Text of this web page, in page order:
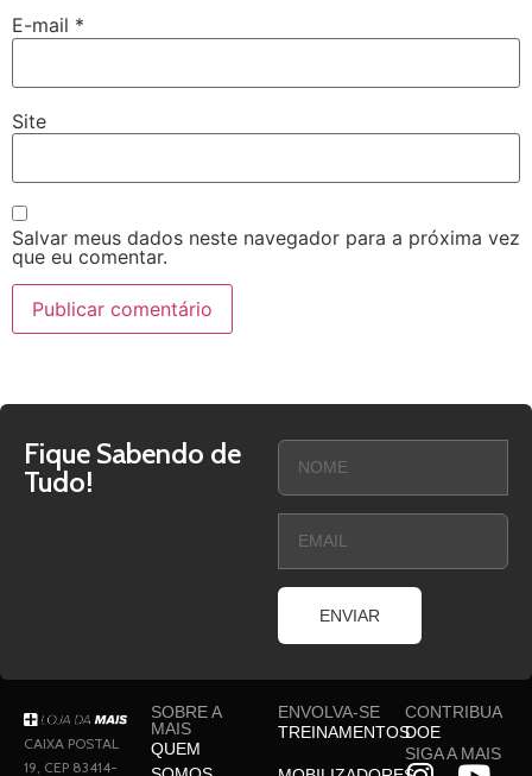
E-mail *
Site
Salvar meus dados neste navegador para a próxima vez
que eu comentar.
Fique Sabendo de
Tudo!
ENVIAR
CAIXA POSTAL
19, CEP 83414-
SOBRE A
MAIS
QUEM
ENVOLVA-SE
TREINAMENTOS
CONTRIBUA
DOE
SIGA A MAIS